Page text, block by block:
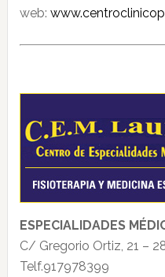
web:
ESPECIALIDADES
C/ Gregorio Ortiz, 21 –
Telf.917978399